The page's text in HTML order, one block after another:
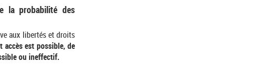
la probabilité des
aux libertés et droits
accès est possible, de
ou ineffectif.